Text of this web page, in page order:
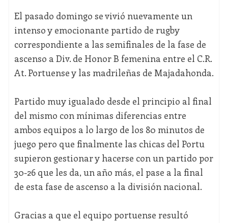
El pasado domingo se vivió nuevamente un
intenso y emocionante partido de rugby
correspondiente a las semifinales de la fase de
ascenso a Div. de Honor B femenina entre el C.R.
At. Portuense y las madrileñas de Majadahonda.
Partido muy igualado desde el principio al final
del mismo con mínimas diferencias entre
ambos equipos a lo largo de los 80 minutos de
juego pero que finalmente las chicas del Portu
supieron gestionar y hacerse con un partido por
30-26 que les da, un año más, el pase a la final
de esta fase de ascenso a la división nacional.
Gracias a que el equipo portuense resultó